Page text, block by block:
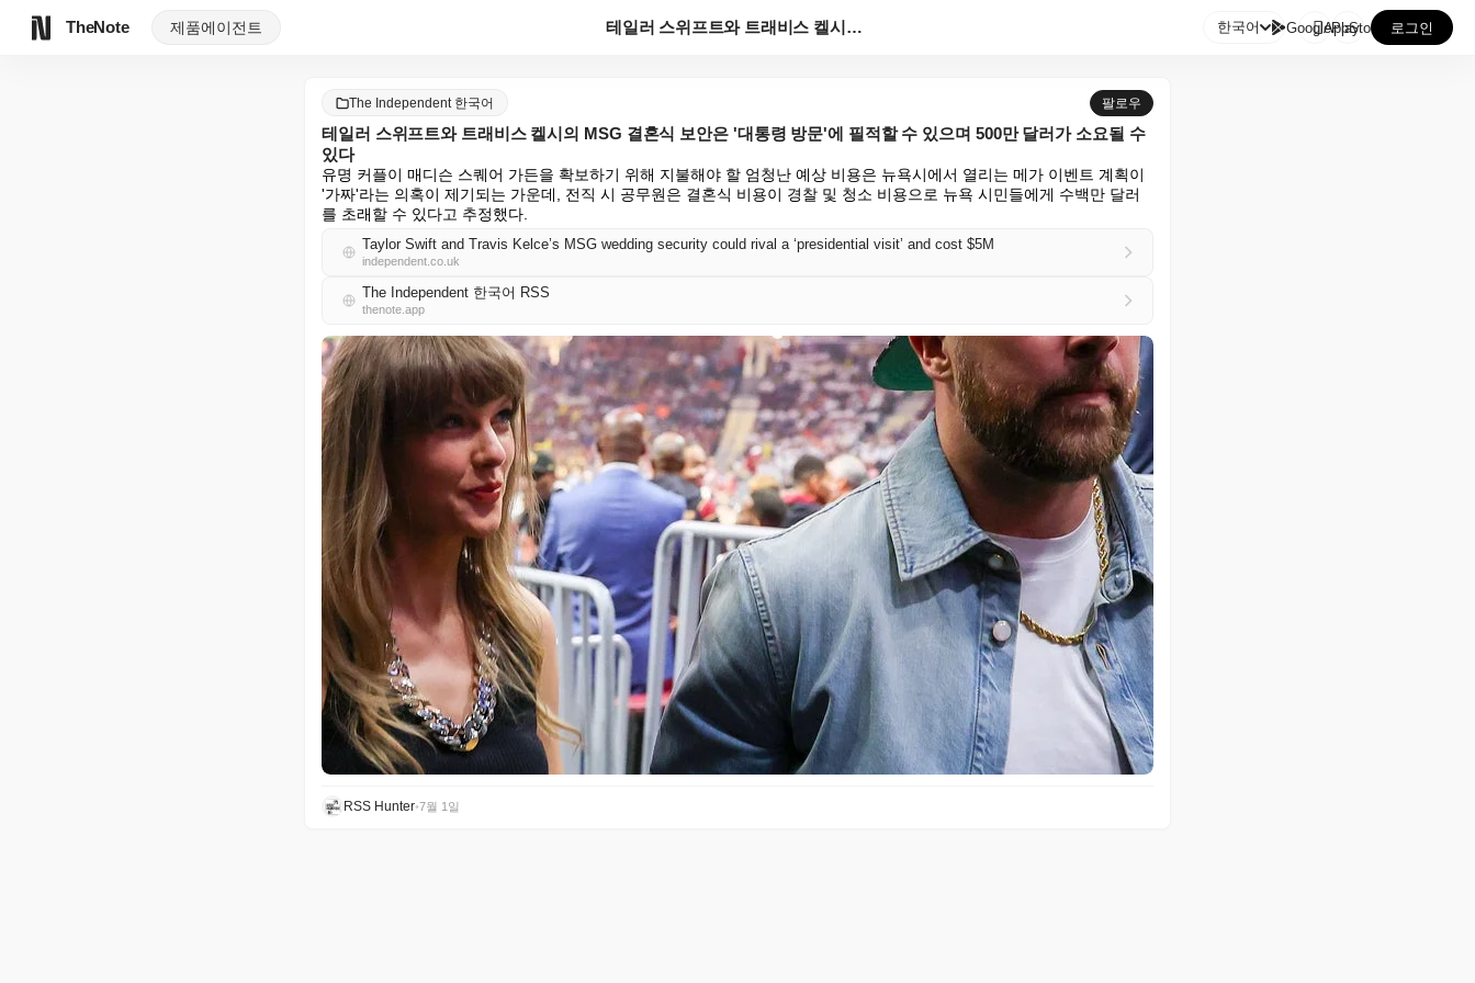
TheNote 제품에이전트 테일러 스위프트와 트래비스 켈시의 MSG 결혼식 보안은... 한국어 GooglePlay
AppStore 로그인
The Independent 한국어 팔로우
테일러 스위프트와 트래비스 켈시의 MSG 결혼식 보안은 '대통령 방문'에 필적할 수 있으며 500만 달러가 소요될 수
있다
유명 커플이 매디슨 스퀘어 가든을 확보하기 위해 지불해야 할 엄청난 예상 비용은 뉴욕시에서 열리는 메가 이벤트 계획이
'가짜'라는 의혹이 제기되는 가운데, 전직 시 공무원은 결혼식 비용이 경찰 및 청소 비용으로 뉴욕 시민들에게 수백만 달러
를 초래할 수 있다고 추정했다.
Taylor Swift and Travis Kelce’s MSG wedding security could rival a ‘presidential visit’ and cost $5M
independent.co.uk
The Independent 한국어 RSS
thenote.app
RSS Hunter•7월 1일